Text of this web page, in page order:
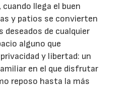
cuando llega el buen
y patios se convierten
deseados de cualquier
alguno que
y libertad: un
en el que disfrutar
reposo hasta la más